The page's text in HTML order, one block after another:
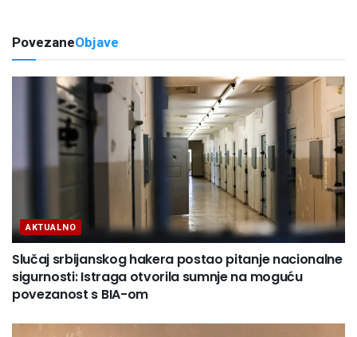
PovezaneObjave
AKTUALNO
Slučaj srbijanskog hakera postao pitanje nacionalne
sigurnosti: Istraga otvorila sumnje na moguću
povezanost s BIA-om